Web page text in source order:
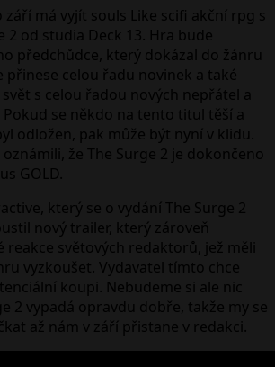
má vyjít souls Like scifi akční rpg s
2 od studia Deck 13. Hra bude
předchůdce, který dokázal do žánru
přinese celou řadu novinek a také
s celou řadou nových nepřátel a
se někdo na tento titul těší a
odložen, pak může být nyní v klidu.
že The Surge 2 je dokončeno
GOLD.
který se o vydání The Surge 2
nový trailer, který zároveň
reakce světových redaktorů, jež měli
vyzkoušet. Vydavatel tímto chce
koupi. Nebudeme si ale nic
2 vypadá opravdu dobře, takže my se
až nám v září přistane v redakci.